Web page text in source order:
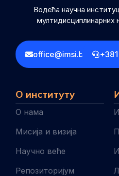
Водећа научна
мултидисциплинарних
office@imsi.bg.ac.rs
О институту
О нама
Мисија и визија
Научно веће
Репозиторијум